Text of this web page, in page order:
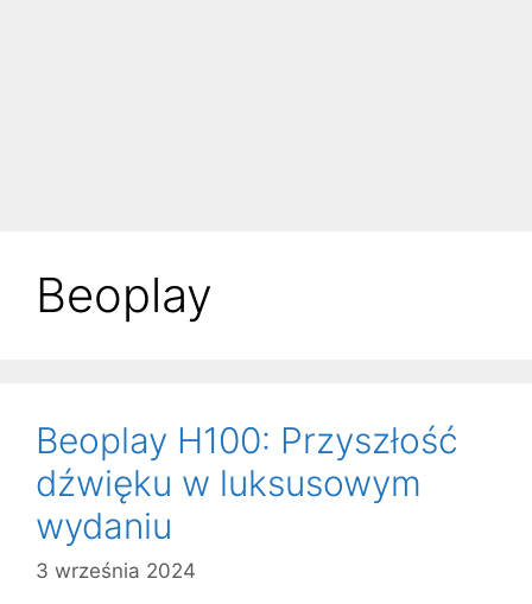
Beoplay
Beoplay H100: Przyszłość
dźwięku w luksusowym
wydaniu
3 września 2024